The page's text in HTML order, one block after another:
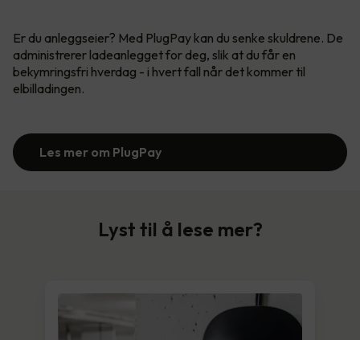
Er du anleggseier? Med PlugPay kan du senke skuldrene. De
administrerer ladeanlegget for deg, slik at du får en
bekymringsfri hverdag - i hvert fall når det kommer til
elbilladingen.
Les mer om PlugPay
Lyst til å lese mer?